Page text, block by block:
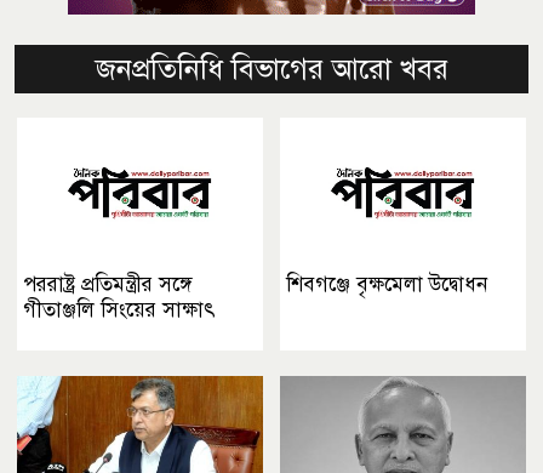
জনপ্রতিনিধি বিভাগের আরো খবর
পররাষ্ট্র প্রতিমন্ত্রীর সঙ্গে
গীতাঞ্জলি সিংয়ের সাক্ষাৎ
শিবগঞ্জে বৃক্ষমেলা উদ্বোধন